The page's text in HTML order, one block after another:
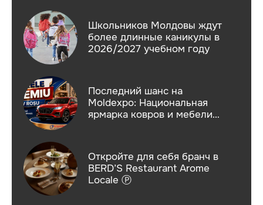
Школьников Молдовы ждут
более длинные каникулы в
2026/2027 учебном году
Последний шанс на
Moldexpo: Национальная
ярмарка ковров и мебели
Откройте для себя бранч в
BERD’S Restaurant Arome
Locale Ⓟ